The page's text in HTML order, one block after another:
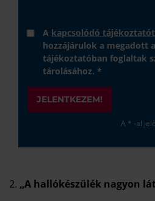
A kapcsolódó tájékoztatót
hozzájárulok a megadott
tájékoztatóban foglaltak
tárolásához. *
JELENTKEZEM!
A * -al
2. „A hallókészülék nagyon